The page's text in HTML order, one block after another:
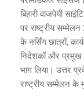
बिहारी वाजपेयी
पर राष्ट्रीय
के नर्सिंग छात्रों,
निदेशकों और प्रमुख
भाग लिया। उत्तर
राष्ट्रीय सम्मेलन के